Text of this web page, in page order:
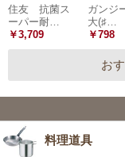
住友 抗菌ス
ーパー耐…
￥3,709
ガンジ
大(♯…
￥798
お
料理道具